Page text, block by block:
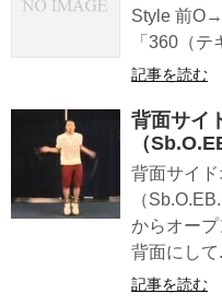
Style 前
「360（
記事を読む
背面サイ
（
背面サイ
（
からオープ
背面にして
記事を読む